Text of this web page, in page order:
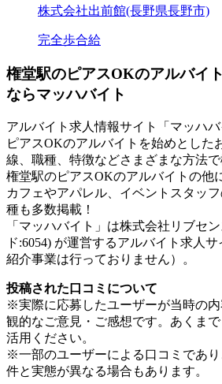
株式会社出前館(長野県長野市)
完全歩合給
権堂駅のピアスOKのアルバイ
ならマッハバイト
アルバイト求人情報サイト「マッハ
ピアスOKのアルバイトを始めとした
線、職種、特徴などさまざまな方法で
権堂駅のピアスOKのアルバイトの他
カフェやアパレル、イベントスタッ
種も多数掲載！
「マッハバイト」は株式会社リブセ
ド:6054) が運営するアルバイト求人
紹介事業は行っておりません）。
投稿された口コミについて
※実際に応募したユーザーが当時の
観的なご意見・ご感想です。あくま
活用ください。
※一部のユーザーによる口コミであ
件と実態が異なる場合もあります。